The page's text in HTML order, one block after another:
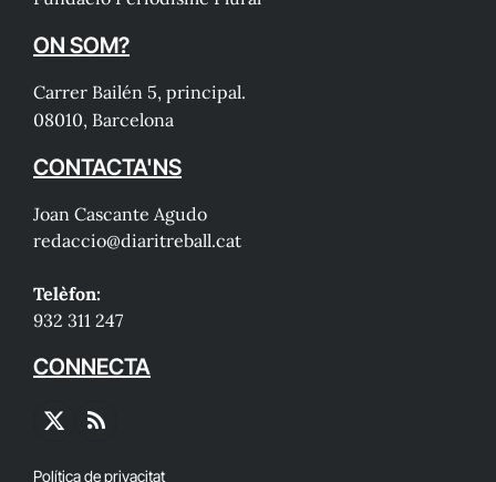
ON SOM?
Carrer Bailén 5, principal.
08010, Barcelona
CONTACTA'NS
Joan Cascante Agudo
redaccio@diaritreball.cat
Telèfon:
932 311 247
CONNECTA
X
RSS
Política de privacitat